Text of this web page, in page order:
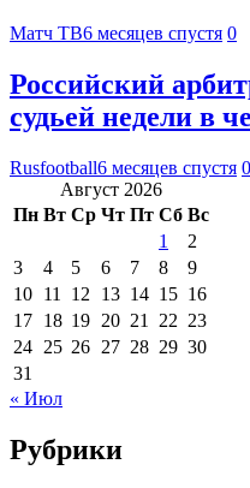
Матч ТВ6 месяцев спустя 0
Российский
судьей недели в
Rusfootball6 месяцев спустя 0
Август 2026
Пн Вт Ср Чт Пт Сб Вс
1
2
3
4 5 6 7 8
9
10 11 12 13 14 15 16
17 18 19 20 21 22 23
24 25 26 27 28 29 30
31
« Июл
Рубрики